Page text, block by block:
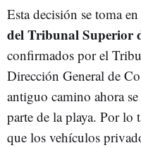
Esta decisión se toma
del Tribunal Superior
confirmados por el
Dirección General de
antiguo camino ahora
parte de la playa. Por lo
que los vehículos